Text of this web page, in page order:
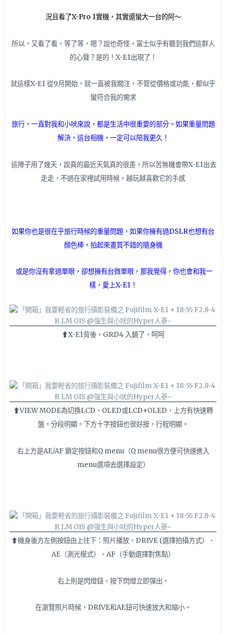
況且看了X-Pro 1實機，其實還蠻大一台的阿～
所以，又看了看，等了等，嗯？說也奇怪，富士似乎有聽到我們這群人
的心聲？是的！X-E1出現了！
就這樣X-E1 從9月開始，就一直被我關注，不管從價格或功能，都似乎
蠻符合我的需求
旅行，一直對我和小吠來說，都是生活中很重要的部分。如果重量問題
解決，這台相機，一定可以陪我更久！
這陣子用了幾天，說真的最近天氣真的很差，所以苦無機會帶X-E1出去
走走，不過在家裡試用時候，越玩越喜歡它的手感
如果你也是很在乎旅行時候的重量問題，如果你擁有過DSLR也想有台
顏色棒，拍起來畫質不錯的隨身機
或是你沒有拿過單眼，卻想擁有台微單眼，那我覺得，你也會和我一
樣，愛上X-E1！
⬆X-E1背後，GRD4 入鏡了，呵呵
⬆VIEW MODE為切換LCD、OLED或LCD+OLED，上方有快速轉
盤，分段明顯。下方十字按鈕也很好按，行程明顯。
右上方是AE/AF 鎖定按鈕和Q menu（Q menu很方便可快速進入
menu選項去選擇設定）
⬆機身後方左側按鈕由上往下：照片播放、DRIVE (選擇拍攝方式）、
AE（測光模式）、AF（手動選擇對焦點）
右上則是閃燈鈕，按下閃燈立即彈出。
在瀏覽照片時候，DRIVE和AE鈕可快速放大和縮小。